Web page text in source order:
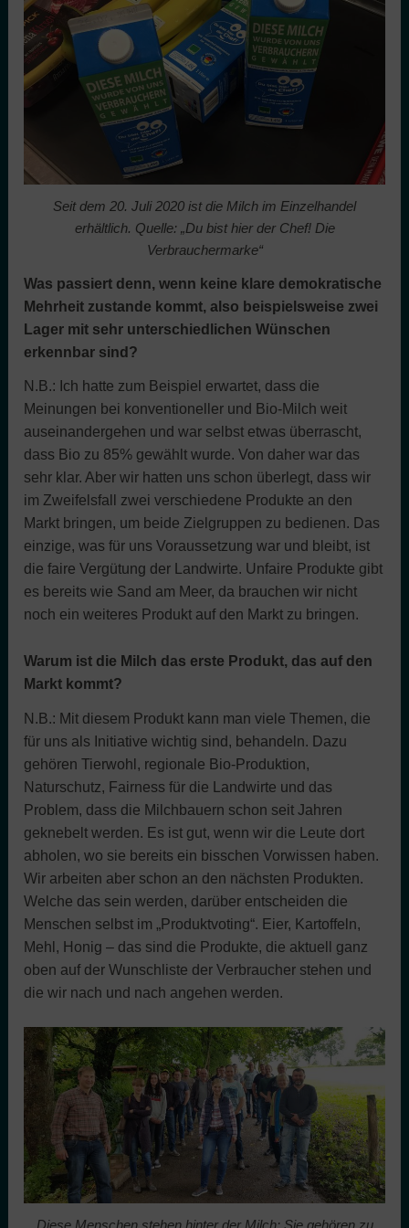
Seit dem 20. Juli 2020 ist die Milch im Einzelhandel
erhältlich. Quelle: „Du bist hier der Chef! Die
Verbrauchermarke“
Was passiert denn, wenn keine klare demokratische
Mehrheit zustande kommt, also beispielsweise zwei
Lager mit sehr unterschiedlichen Wünschen
erkennbar sind?
N.B.: Ich hatte zum Beispiel erwartet, dass die
Meinungen bei konventioneller und Bio-Milch weit
auseinandergehen und war selbst etwas überrascht,
dass Bio zu 85% gewählt wurde. Von daher war das
sehr klar. Aber wir hatten uns schon überlegt, dass wir
im Zweifelsfall zwei verschiedene Produkte an den
Markt bringen, um beide Zielgruppen zu bedienen. Das
einzige, was für uns Voraussetzung war und bleibt, ist
die faire Vergütung der Landwirte. Unfaire Produkte gibt
es bereits wie Sand am Meer, da brauchen wir nicht
noch ein weiteres Produkt auf den Markt zu bringen.
Warum ist die Milch das erste Produkt, das auf den
Markt kommt?
N.B.: Mit diesem Produkt kann man viele Themen, die
für uns als Initiative wichtig sind, behandeln. Dazu
gehören Tierwohl, regionale Bio-Produktion,
Naturschutz, Fairness für die Landwirte und das
Problem, dass die Milchbauern schon seit Jahren
geknebelt werden. Es ist gut, wenn wir die Leute dort
abholen, wo sie bereits ein bisschen Vorwissen haben.
Wir arbeiten aber schon an den nächsten Produkten.
Welche das sein werden, darüber entscheiden die
Menschen selbst im „Produktvoting“. Eier, Kartoffeln,
Mehl, Honig – das sind die Produkte, die aktuell ganz
oben auf der Wunschliste der Verbraucher stehen und
die wir nach und nach angehen werden.
Diese Menschen stehen hinter der Milch: Sie gehören zu